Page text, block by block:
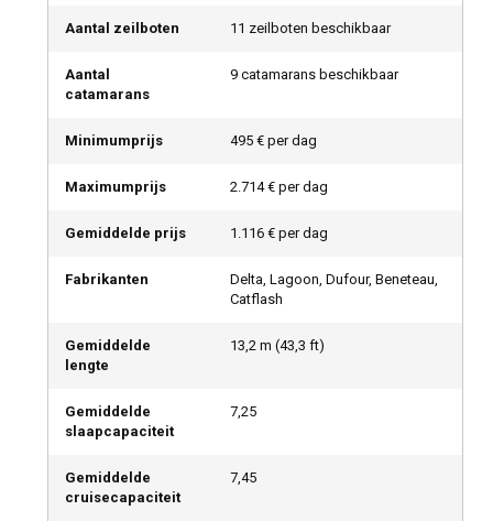
Aantal zeilboten 11 zeilboten beschikbaar
Aantal
catamarans
9 catamarans beschikbaar
Minimumprijs 495 € per dag
Maximumprijs 2.714 € per dag
Gemiddelde prijs 1.116 € per dag
Fabrikanten
Delta, Lagoon, Dufour, Beneteau,
Catflash
Gemiddelde
lengte
13,2 m (43,3 ft)
Gemiddelde
slaapcapaciteit
7,25
Gemiddelde
cruisecapaciteit
7,45